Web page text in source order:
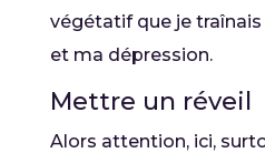
végétatif que je
et ma dépression.
Mettre un réveil
Alors attention, ici,